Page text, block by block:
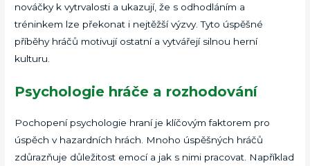
nováčky k vytrvalosti a ukazují, že s odhodláním a
tréninkem lze překonat i nejtěžší výzvy. Tyto úspěšné
příběhy hráčů motivují ostatní a vytvářejí silnou herní
kulturu.
Psychologie hráče a rozhodování
Pochopení psychologie hraní je klíčovým faktorem pro
úspěch v hazardních hrách. Mnoho úspěšných hráčů
zdůrazňuje důležitost emocí a jak s nimi pracovat. Například